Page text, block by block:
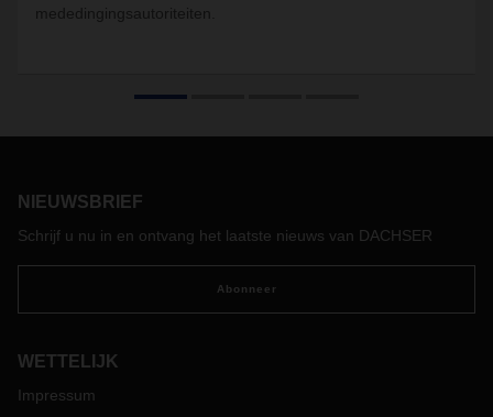
mededingingsautoriteiten.
NIEUWSBRIEF
Schrijf u nu in en ontvang het laatste nieuws van DACHSER
Abonneer
WETTELIJK
Impressum